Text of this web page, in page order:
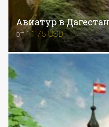
Авиатур в
от1175 USD